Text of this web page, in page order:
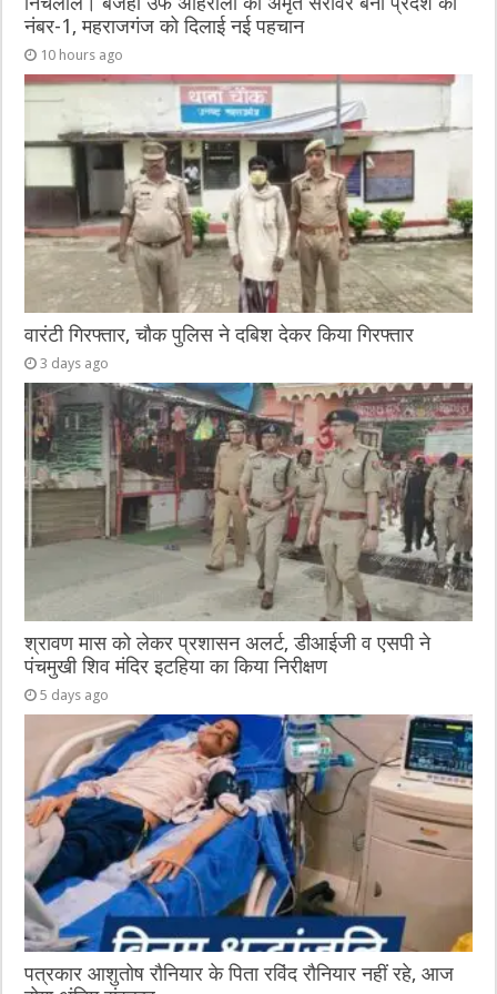
नंबर-1, महराजगंज को दिलाई नई पहचान
10 hours ago
वारंटी गिरफ्तार, चौक पुलिस ने दबिश देकर किया गिरफ्तार
3 days ago
श्रावण मास को लेकर प्रशासन अलर्ट, डीआईजी व एसपी ने
पंचमुखी शिव मंदिर इटहिया का किया निरीक्षण
5 days ago
पत्रकार आशुतोष रौनियार के पिता रविंद रौनियार नहीं रहे, आज